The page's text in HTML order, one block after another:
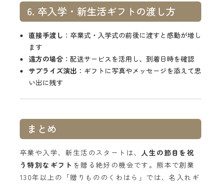
6. 卒入学・新生活ギフトの渡し方
直接手渡し ：卒業式・入学式の前後に渡すと感動が増し
ます
遠方の場合：配送サービスを活用し、到着日時を確認
サプライズ演出 ：ギフトに写真やメッセージを添えて思
い出に残す
まとめ
卒業や入学、新生活のスタートは、 人生の節目を祝
う特別なギフト を贈る絶好の機会です。熊本で創業
130年以上の「贈りもののくわはら」では、名入れギ